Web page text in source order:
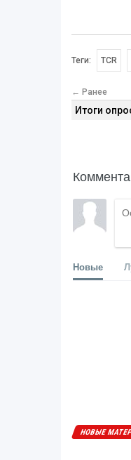
Теги: TCR
← Ранее
Итоги
Новые
НОВЫЕ